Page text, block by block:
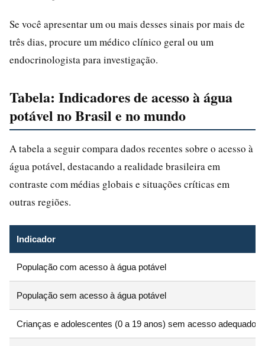
Se você apresentar um ou mais desses sinais por mais de
três dias, procure um médico clínico geral ou um
endocrinologista para investigação.
Tabela: Indicadores de acesso à água
potável no Brasil e no mundo
A tabela a seguir compara dados recentes sobre o acesso à
água potável, destacando a realidade brasileira em
contraste com médias globais e situações críticas em
outras regiões.
Indicador
População com acesso à água potável
População sem acesso à água potável
Crianças e adolescentes (0 a 19 anos) sem acesso adequado